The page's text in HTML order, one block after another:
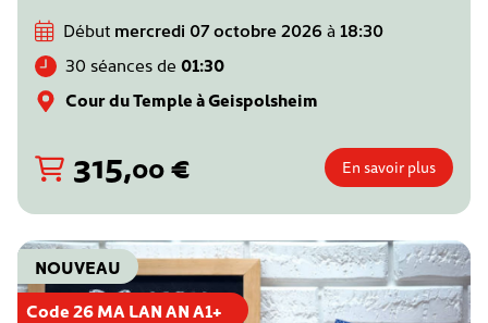
Début mercredi 07 octobre 2026 à 18:30
30 séances de 01:30
Cour du Temple à Geispolsheim
315,00€ En savoir plus
Code 26 MA LAN AN A1+
NOUVEAU